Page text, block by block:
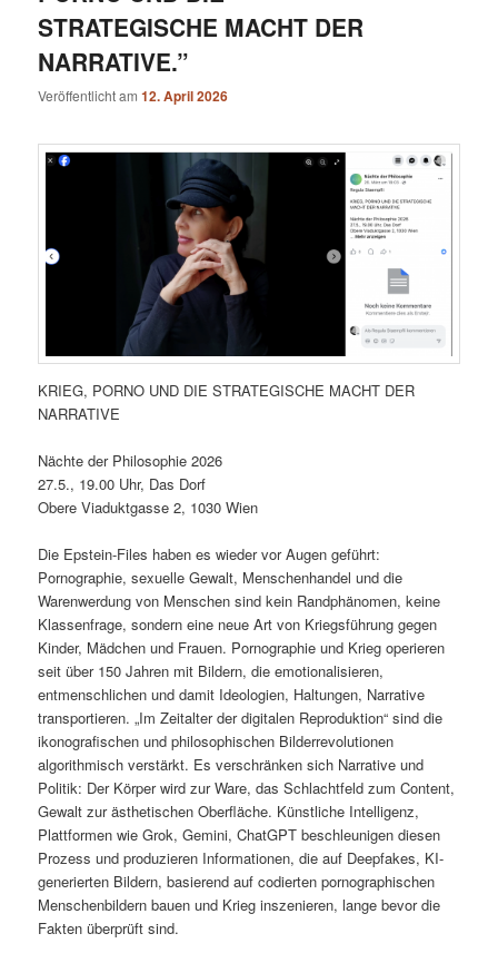
STRATEGISCHE MACHT DER
NARRATIVE.”
Veröffentlicht am12. April 2026
KRIEG, PORNO UND DIE STRATEGISCHE MACHT DER
NARRATIVE
Nächte der Philosophie 2026
27.5., 19.00 Uhr, Das Dorf
Obere Viaduktgasse 2, 1030 Wien
Die Epstein-Files haben es wieder vor Augen geführt:
Pornographie, sexuelle Gewalt, Menschenhandel und die
Warenwerdung von Menschen sind kein Randphänomen, keine
Klassenfrage, sondern eine neue Art von Kriegsführung gegen
Kinder, Mädchen und Frauen. Pornographie und Krieg operieren
seit über 150 Jahren mit Bildern, die emotionalisieren,
entmenschlichen und damit Ideologien, Haltungen, Narrative
transportieren. „Im Zeitalter der digitalen Reproduktion“ sind die
ikonografischen und philosophischen Bilderrevolutionen
algorithmisch verstärkt. Es verschränken sich Narrative und
Politik: Der Körper wird zur Ware, das Schlachtfeld zum Content,
Gewalt zur ästhetischen Oberfläche. Künstliche Intelligenz,
Plattformen wie Grok, Gemini, ChatGPT beschleunigen diesen
Prozess und produzieren Informationen, die auf Deepfakes, KI-
generierten Bildern, basierend auf codierten pornographischen
Menschenbildern bauen und Krieg inszenieren, lange bevor die
Fakten überprüft sind.